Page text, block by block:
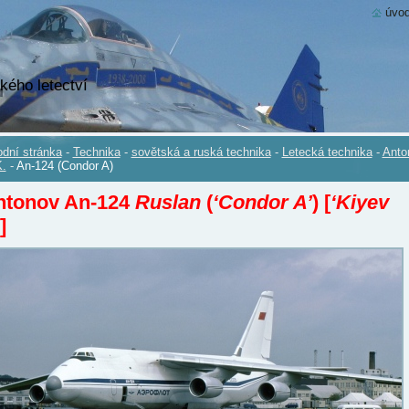
letectví
stránka - Technika - sovětská a ruská technika - Letecká technika -
- An-124 (Condor A)
An-124Ruslan(‘Condor A’) [‘Kiyev
]